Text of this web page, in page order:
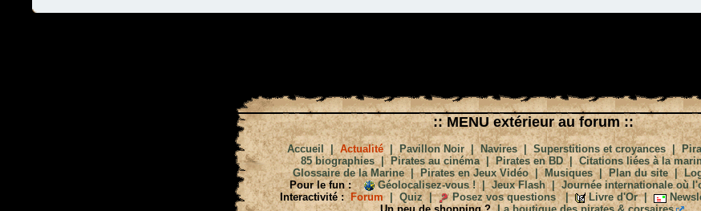
:: MENU extérieur au forum ::
Accueil|Actualité|Pavillon Noir|Navires|Superstitions et croyances|
85 biographies| Pirates au cinéma|Pirates en BD|Citations liées à la
Glossaire de la Marine|Pirates en Jeux Vidéo|Musiques|Plan du site|
Pour le fun :
Géolocalisez-vous !|Jeux Flash|Journée internationale où
Interactivité : Forum| Quiz| Posez vos questions| Livre d'Or|